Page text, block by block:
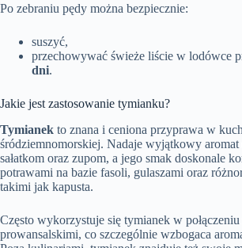
Po zebraniu pędy można bezpiecznie:
suszyć,
przechowywać świeże liście w lodówce
dni.
Jakie jest zastosowanie tymianku?
Tymianek to znana i ceniona przyprawa w
śródziemnomorskiej. Nadaje wyjątkowy aromat
sałatkom oraz zupom, a jego smak doskonale
potrawami na bazie fasoli, gulaszami oraz
takimi jak kapusta.
Często wykorzystuje się tymianek w połączeniu
prowansalskimi, co szczególnie wzbogaca